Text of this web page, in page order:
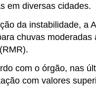
em diversas cidades.
da instabilidade, a
chuvas
com o órgão, nas
com valores